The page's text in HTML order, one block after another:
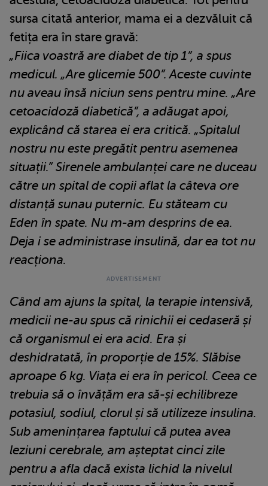
sursa citată anterior, mama ei a dezvăluit că
fetița era în stare gravă:
„Fiica voastră are diabet de tip 1”, a spus
medicul. „Are glicemie 500”. Aceste cuvinte
nu aveau însă niciun sens pentru mine. „Are
cetoacidoză diabetică”, a adăugat apoi,
explicând că starea ei era critică. „Spitalul
nostru nu este pregătit pentru asemenea
situații.”Sirenele ambulanței care ne duceau
către un spital de copii aflat la câteva ore
distanță sunau puternic. Eu stăteam cu
Eden în spate. Nu m-am desprins de ea.
Deja i se administrase insulină, dar ea tot nu
reacționa.
Când am ajuns la spital, la terapie intensivă,
medicii ne-au spus că rinichii ei cedaseră și
că organismul ei era acid. Era și
deshidratată, în proporție de 15%. Slăbise
aproape 6 kg. Viața ei era în pericol. Ceea ce
trebuia să o învățăm era să-și echilibreze
potasiul, sodiul, clorul și să utilizeze insulina.
Sub amenințarea faptului că putea avea
leziuni cerebrale, am așteptat cinci zile
pentru a afla dacă exista lichid la nivelul